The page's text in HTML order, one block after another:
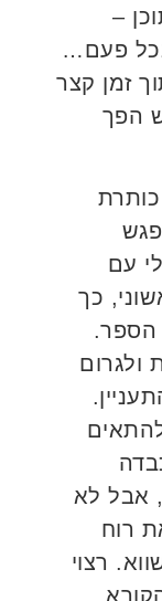
–
פעם…
זמן קצר
הפך
עם
כך
הספר.
ולגרום
אבל לא
רוח
רצוי